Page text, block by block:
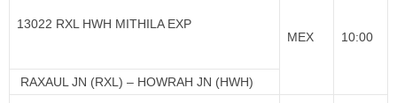
13022 RXL HWH MITHILA EXP
MEX
10:00
RAXAUL JN (RXL) – HOWRAH JN (HWH)